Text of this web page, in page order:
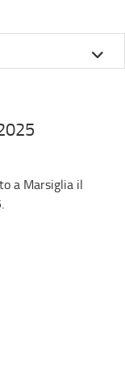
a Marsiglia il